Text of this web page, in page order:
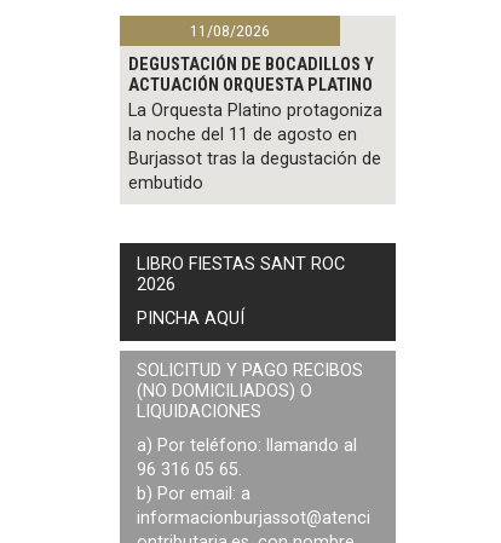
11/08/2026
DEGUSTACIÓN DE BOCADILLOS Y
ACTUACIÓN ORQUESTA PLATINO
La Orquesta Platino protagoniza
la noche del 11 de agosto en
Burjassot tras la degustación de
embutido
LIBRO FIESTAS SANT ROC
2026
PINCHA AQUÍ
SOLICITUD Y PAGO RECIBOS
(NO DOMICILIADOS) O
LIQUIDACIONES
a) Por teléfono: llamando al
96 316 05 65.
b) Por email: a
informacionburjassot@atenci